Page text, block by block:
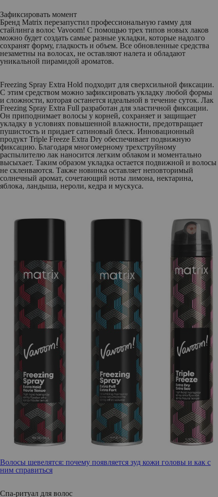
Зафиксировать момент
Бренд Matrix перезапустил профессиональную гамму для
стайлинга волос Vavoom! С помощью трех типов новых лаков
можно будет создать самые разные укладки, которые надолго
сохранят форму, гладкость и объем. Все обновленные средства
незаметны на волосах, не оставляют налета и обладают
уникальной пирамидой ароматов.
Freezing Spray Extra Hold подходит для сверхсильной фиксации.
С этим средством можно зафиксировать укладку любой формы
и сложности, которая останется идеальной в течение суток. Лак
Freezing Spray Extra Full разработан для эластичной фиксации.
Он приподнимает волосы у корней, сохраняет и защищает
укладку в условиях повышенной влажности, предотвращает
пушистость и придает сатиновый блеск. Инновационный
продукт Triple Freeze Extra Dry обеспечивает подвижную
фиксацию. Благодаря многомерному трехструйному
распылителю лак наносится легким облаком и моментально
высыхает. Таким образом укладка остается подвижной и волосы
не склеиваются. Также новинка оставляет неповторимый
солнечный аромат, сочетающий ноты лимона, нектарина,
яблока, ландыша, нероли, кедра и мускуса.
Волосы шевелятся: почему появляется зуд кожи головы и как с
ним справиться
Спа-ритуал для волос